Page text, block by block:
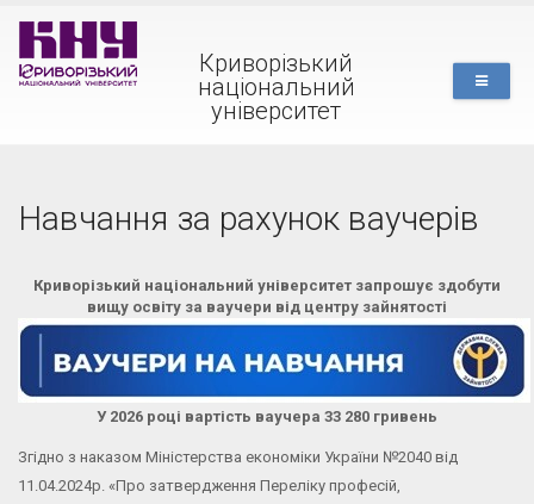
Криворізький
національний
університет
Навчання за рахунок ваучерів
Криворізький національний університет запрошує здобути
вищу освіту за ваучери від центру зайнятості
У 2026 році вартість ваучера 33 280 гривень
Згідно з наказом Міністерства економіки України №2040 від
11.04.2024р. «Про затвердження Переліку професій,